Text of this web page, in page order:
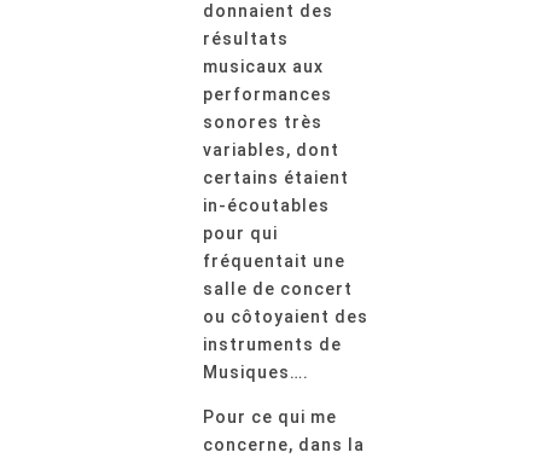
donnaient des
résultats
musicaux aux
performances
sonores très
variables, dont
certains étaient
in-écoutables
pour qui
fréquentait une
salle de concert
ou côtoyaient des
instruments de
Musiques….
Pour ce qui me
concerne, dans la